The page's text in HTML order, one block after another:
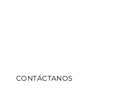
CONTÁCTANOS